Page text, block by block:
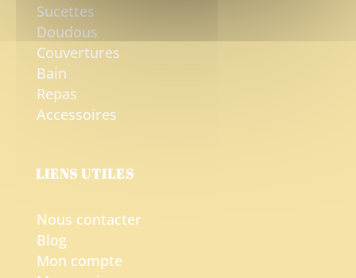
Sucettes
Doudous
Couvertures
Bain
Repas
Accessoires
LIENS UTILES
Nous contacter
Blog
Mon compte